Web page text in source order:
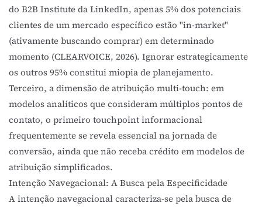
do B2B Institute da LinkedIn, apenas 5% dos potenciais
clientes de um mercado específico estão "in-market"
(ativamente buscando comprar) em determinado
momento (CLEARVOICE, 2026). Ignorar estrategicamente
os outros 95% constitui miopia de planejamento.
Terceiro, a dimensão de atribuição multi-touch: em
modelos analíticos que consideram múltiplos pontos de
contato, o primeiro touchpoint informacional
frequentemente se revela essencial na jornada de
conversão, ainda que não receba crédito em modelos de
atribuição simplificados.
Intenção Navegacional: A Busca pela Especificidade
A intenção navegacional caracteriza-se pela busca de